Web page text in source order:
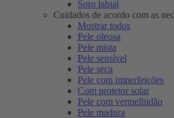
Soro labial
Cuidados de acordo com as
Mostrar todos
Pele oleosa
Pele mista
Pele sensível
Pele seca
Pele com imperfeições
Com protetor solar
Pele com vermelhidão
Pele madura